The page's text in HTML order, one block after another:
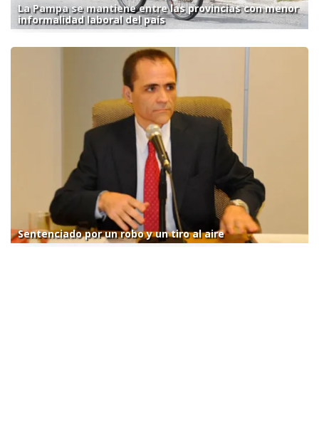
La Pampa se mantiene entre las provincias con menor
informalidad laboral del país
Sentenciado por un robo y un tiro al aire